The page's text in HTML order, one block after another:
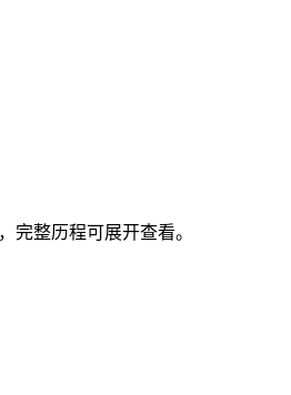
完整历程可展开查看。